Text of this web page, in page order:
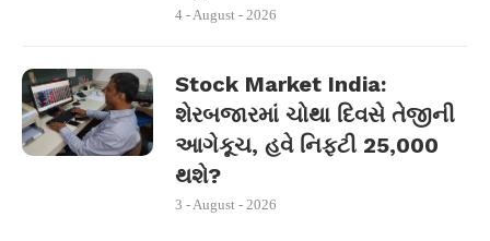
4 - August - 2026
Stock Market India:
શેરબજારમાં ચોથા દિવસે તેજીની
આગેકૂચ, હવે નિફ્ટી 25,000
થશે?
3 - August - 2026